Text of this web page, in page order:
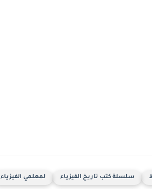
سلسلة كتب تاريخ الفيزياء لمعلمي الفيزياء